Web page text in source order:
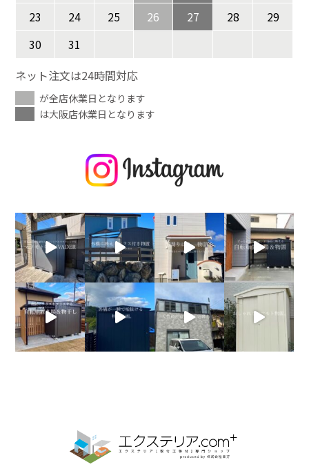
23
24 25 26 27 28
29
30
31
ネット注文は24時間対応
が全店休業日となります
は大阪店休業日となります